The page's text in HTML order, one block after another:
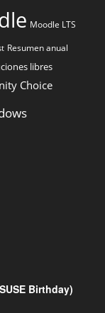
Moodle LTS
Resumen anual
libres
Choice
Birthday)